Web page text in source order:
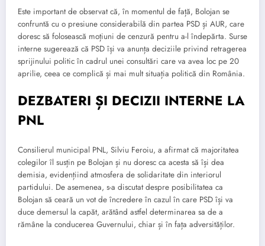
Este important de observat că, în momentul de față, Bolojan se
confruntă cu o presiune considerabilă din partea PSD și AUR, care
doresc să folosească moțiuni de cenzură pentru a-l îndepărta. Surse
interne sugerează că PSD își va anunța deciziile privind retragerea
sprijinului politic în cadrul unei consultări care va avea loc pe 20
aprilie, ceea ce complică și mai mult situația politică din România.
DEZBATERI ȘI DECIZII INTERNE LA
PNL
Consilierul municipal PNL, Silviu Feroiu, a afirmat că majoritatea
colegilor îl susțin pe Bolojan și nu doresc ca acesta să își dea
demisia, evidențiind atmosfera de solidaritate din interiorul
partidului. De asemenea, s-a discutat despre posibilitatea ca
Bolojan să ceară un vot de încredere în cazul în care PSD își va
duce demersul la capăt, arătând astfel determinarea sa de a
rămâne la conducerea Guvernului, chiar și în fața adversităților.